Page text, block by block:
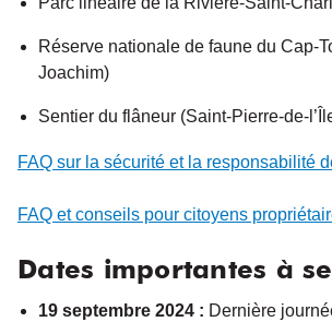
Réserve nationale de faune du Cap-
Joachim)
Sentier du flâneur (Saint-Pierre-de-
FAQ sur la sécurité et la responsabilité
FAQ et conseils pour citoyens
Dates importantes à
19 septembre 2024 : Dernière